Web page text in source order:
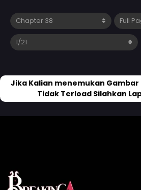
Jika Kalian menemukan
Tidak Terload Silahkan